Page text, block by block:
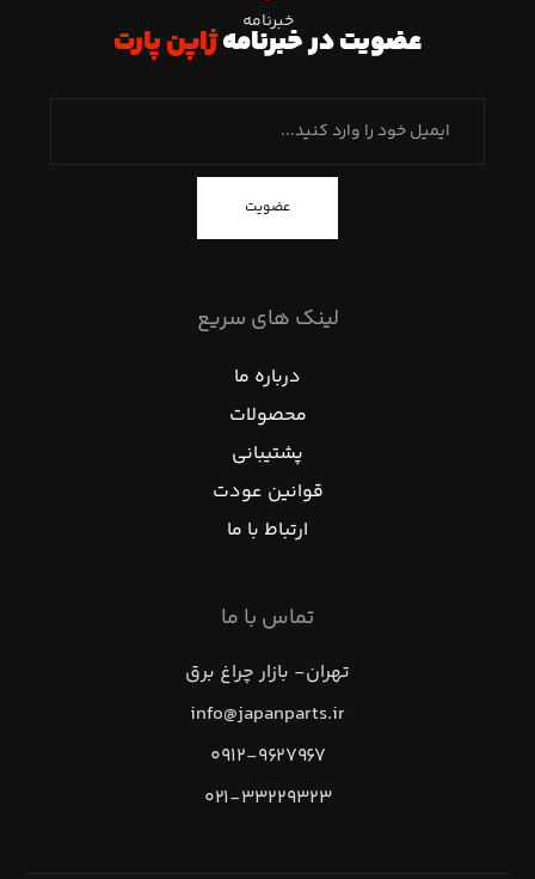
خبرنامه
عضویت در خبرنامهژاپن پارت
عضویت
لینک های سریع
درباره ما
محصولات
پشتیبانی
قوانین عودت
ارتباط با ما
تماس با ما
تهران- بازار چراغ برق
info@japanparts.ir
۰۹۱۲-۹۶۲۷۹۶۷
۰۲۱-۳۳۲۲۹۳۲۳